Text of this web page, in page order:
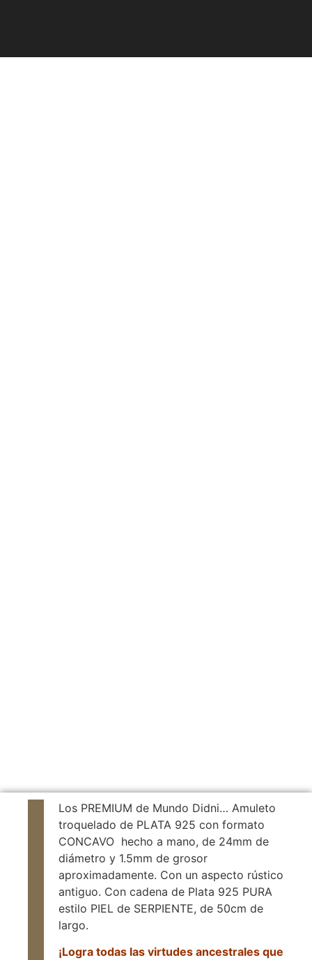
Los PREMIUM de Mundo Didni… Amuleto
troquelado de PLATA 925 con formato
CONCAVO hecho a mano, de 24mm de
diámetro y 1.5mm de grosor
aproximadamente. Con un aspecto rústico
antiguo. Con cadena de Plata 925 PURA
estilo PIEL de SERPIENTE, de 50cm de
largo.
¡Logra todas las virtudes ancestrales que